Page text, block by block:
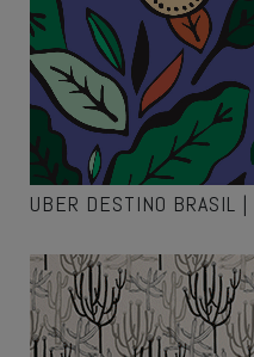
UBER DESTINO BRASIL |